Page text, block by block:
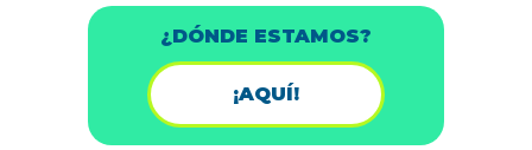
¿DÓNDE ESTAMOS?
¡AQUÍ!